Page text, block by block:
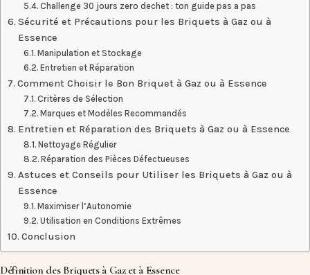
Challenge 30 jours zero dechet : ton guide pas a pas
Sécurité et Précautions pour les Briquets à Gaz ou à
Essence
Manipulation et Stockage
Entretien et Réparation
Comment Choisir le Bon Briquet à Gaz ou à Essence
Critères de Sélection
Marques et Modèles Recommandés
Entretien et Réparation des Briquets à Gaz ou à Essence
Nettoyage Régulier
Réparation des Pièces Défectueuses
Astuces et Conseils pour Utiliser les Briquets à Gaz ou à
Essence
Maximiser l’Autonomie
Utilisation en Conditions Extrêmes
Conclusion
Définition des Briquets à Gaz et à Essence